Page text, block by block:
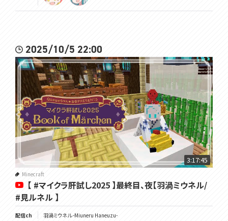
2025/10/5 22:00
3:17:45
Minecraft
【 #マイクラ肝試し2025 】最終目、夜【羽渦ミウネル/
#見ルネル 】
配信ch 羽渦ミウネル -Miuneru Haneuzu-